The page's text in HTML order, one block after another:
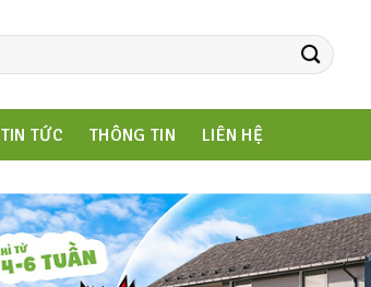
TIN TỨC THÔNG TIN LIÊN HỆ